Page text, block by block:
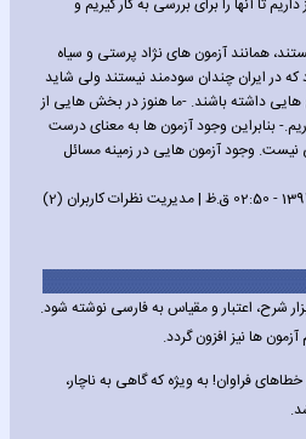
تا آنها را برای بررسی به کار گیریم و
همانند آزمون های نژاد پرستی و سیاه
در ایران چندان سودمند نیستند ولی شاید
هایی داشته باشند. -ما هنوز در بخش هایی از
بنابراین وجود آزمون ها به معنای درست
وجود آزمون هایی در زمینه مسائل
تاریخ ارسال چهارشنبه 5 فروردین 1394 - 02:50 ق.ظ | مدیریت نظرات کاربران (2)
شرح، اعتبار و مقیاس به فارسی نوشته شود.
ها نیز افزون گردد.
فراوان! به ویژه که گاهی به ناچار،